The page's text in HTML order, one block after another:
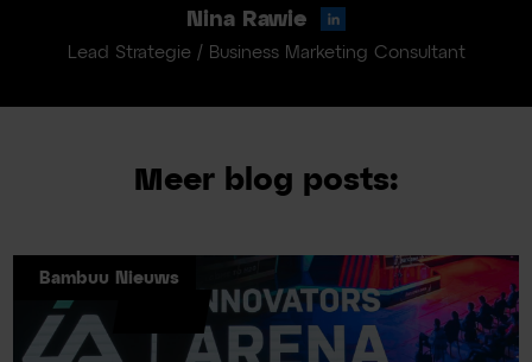
Nina Rawie
Lead Strategie / Business Marketing Consultant
Meer blog posts:
Bambuu Nieuws